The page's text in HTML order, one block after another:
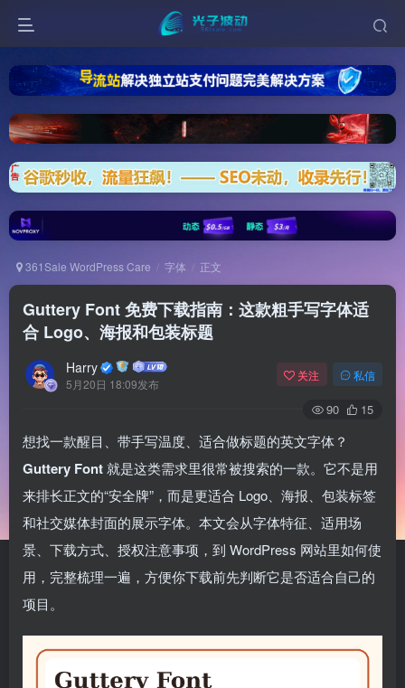
361Sale WordPress Care 字体 正文
Guttery Font 免费下载指南：这款粗手写字体适
合 Logo、海报和包装标题
Harry
5月20日 18:09发布
关注 私信
90 15
想找一款醒目、带手写温度、适合做标题的英文字体？
Guttery Font就是这类需求里很常被搜索的一款。它不是用
来排长正文的“安全牌”，而是更适合 Logo、海报、包装标签
和社交媒体封面的展示字体。本文会从字体特征、适用场
景、下载方式、授权注意事项，到 WordPress 网站里如何使
用，完整梳理一遍，方便你下载前先判断它是否适合自己的
项目。